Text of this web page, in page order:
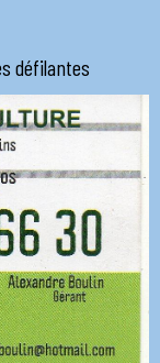
défilantes